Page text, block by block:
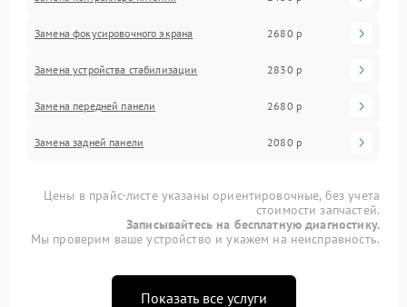
Замена фокусировочного экрана 2680 р
Замена устройства стабилизации 2830 р
Замена передней панели 2680 р
Замена задней панели 2080 р
Цены в прайс-листе указаны ориентировочные, без учета
стоимости запчастей.
Записывайтесь на бесплатную диагностику.
Мы проверим ваше устройство и укажем на неисправность.
Показать все услуги